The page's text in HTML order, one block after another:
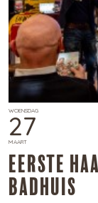
WOENSDAG
27
MAART
Eerste
Badhuis